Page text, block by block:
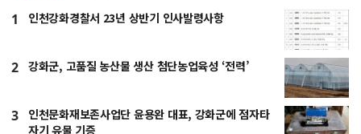
1 인천강화경찰서 23년 상반기 인사발령사항
2 강화군, 고품질 농산물 생산 첨단농업육성 ‘전력’
3
인천문화재보존사업단 윤용완 대표, 강화군에 점자타
자기 유물 기증